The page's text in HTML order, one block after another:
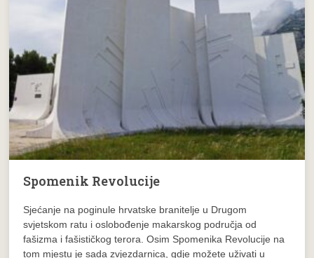
Spomenik Revolucije
Sjećanje na poginule hrvatske branitelje u Drugom
svjetskom ratu i oslobođenje makarskog područja od
fašizma i fašističkog terora. Osim Spomenika Revolucije na
tom mjestu je sada zvjezdarnica, gdje možete uživati u